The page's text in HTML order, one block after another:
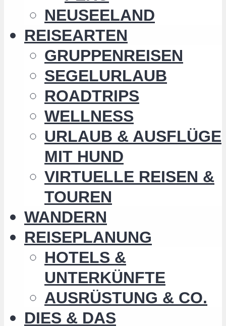
NEUSEELAND
REISEARTEN
GRUPPENREISEN
SEGELURLAUB
ROADTRIPS
WELLNESS
URLAUB & AUSFLÜGE
MIT HUND
VIRTUELLE REISEN &
TOUREN
WANDERN
REISEPLANUNG
HOTELS &
UNTERKÜNFTE
AUSRÜSTUNG & CO.
DIES & DAS